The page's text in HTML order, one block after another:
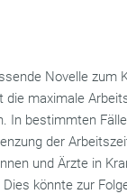
Novelle zum
die maximale
In bestimmten
der
und Ärzte in
könnte zur